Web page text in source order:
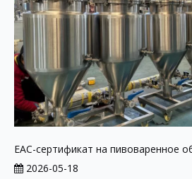
2026-05-18